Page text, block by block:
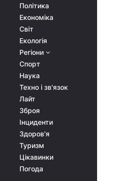
Політика
Економіка
Світ
Екологія
Регіони
Спорт
Наука
Техно і зв'язок
Лайт
Зброя
Інциденти
Здоров'я
Туризм
Цікавинки
Погода